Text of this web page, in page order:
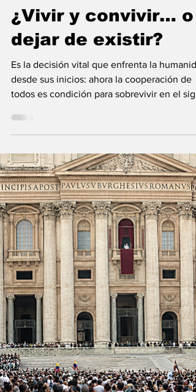
María Mercedes y Vladimir Gessen
10 jun
14 min de lectura
¿Vivir y convivir… o
dejar de existir?
desde sus inicios: ahora la cooperación de
todos es condición para sobrevivir en el
21